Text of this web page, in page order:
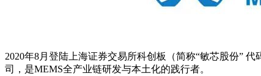
2020年8月登陆上海证券交易所科创板（简称“敏芯股份”
司，是MEMS全产业链研发与本土化的践行者。